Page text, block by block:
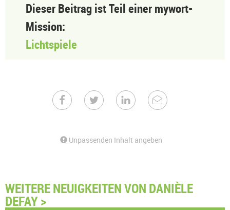
Dieser Beitrag ist Teil einer mywort-
Mission:
Lichtspiele
Unpassenden Inhalt angeben
WEITERE NEUIGKEITEN VON DANIÈLE
DEFAY >